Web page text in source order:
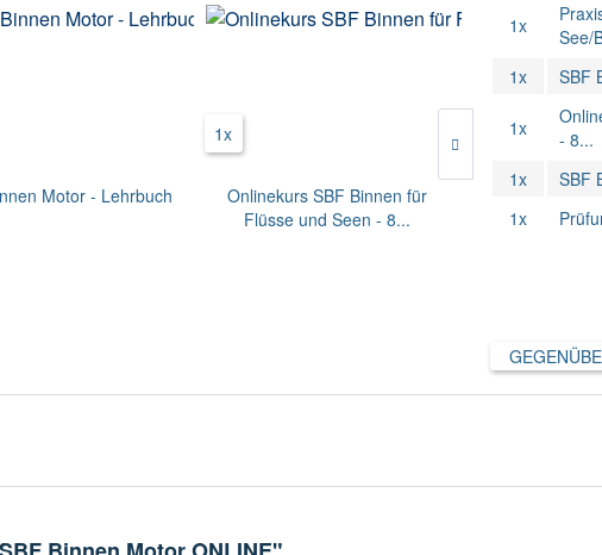
Motor - Lehrbuch
1x
Onlinekurs SBF Binnen für
Flüsse und Seen - 8...
1x
See/
1x
SBF
1x
- 8...
1x
SBF
1x